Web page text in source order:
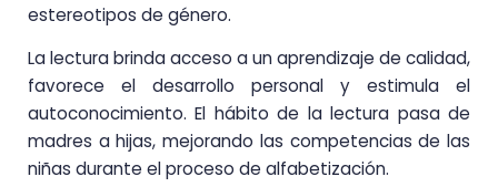
estereotipos de género.
La lectura brinda acceso a un aprendizaje de calidad,
favorece el desarrollo personal y estimula el
autoconocimiento. El hábito de la lectura pasa de
madres a hijas, mejorando las competencias de las
niñas durante el proceso de alfabetización.